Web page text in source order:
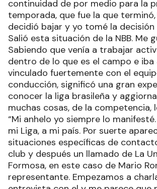
continuidad de por medio para la
temporada, que fue la que
decidió bajar y yo tomé la decisión
Salió esta situación de la NBB. Me
Sabiendo que venía a trabajar
dentro de lo que es el campo e iba
vinculado fuertemente con el
conducción, significó una gran
conocer la liga brasileña y
muchas cosas, de la competencia,
“Mi anhelo yo siempre lo
mi Liga, a mi país. Por suerte
situaciones específicas de
club y después un llamado de La
Formosa, en este caso de Mario
representante. Empezamos a